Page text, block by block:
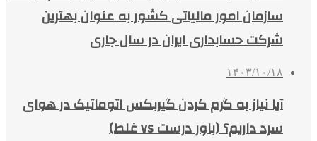
سازمان امور مالیاتی کشور به عنوان بهترین
شرکت حسابداری ایران در سال جاری
۱۴۰۳/۱۰/۱۸
آیا نیاز به گرم کردن گیربکس اتوماتیک در هوای
سرد داریم؟ (باور درست vs غلط)